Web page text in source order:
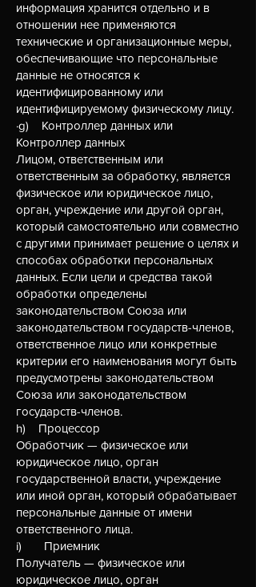
информация хранится отдельно и в
отношении нее применяются
технические и организационные меры,
обеспечивающие что персональные
данные не относятся к
идентифицированному или
идентифицируемому физическому лицу.
·g) Контроллер данных или
Контроллер данных
Лицом, ответственным или
ответственным за обработку, является
физическое или юридическое лицо,
орган, учреждение или другой орган,
который самостоятельно или совместно
с другими принимает решение о целях и
способах обработки персональных
данных. Если цели и средства такой
обработки определены
законодательством Союза или
законодательством государств-членов,
ответственное лицо или конкретные
критерии его наименования могут быть
предусмотрены законодательством
Союза или законодательством
государств-членов.
h) Процессор
Обработчик — физическое или
юридическое лицо, орган
государственной власти, учреждение
или иной орган, который обрабатывает
персональные данные от имени
ответственного лица.
i) Приемник
Получатель — физическое или
юридическое лицо, орган